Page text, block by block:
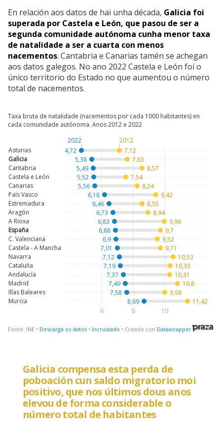
En relación aos datos de hai unha década, Galicia foi
superada por Castela e León, que pasou de ser a
segunda comunidade autónoma cunha menor taxa
de natalidade a ser a cuarta con menos
nacementos. Cantabria e Canarias tamén se achegan
aos datos galegos. No ano 2022 Castela e León foi o
único territorio do Estado no que aumentou o número
total de nacementos.
Galicia compensa esta perda de
poboación cun saldo migratorio moi
positivo, que nos últimos dous anos
elevou de forma considerable o
número total de habitantes